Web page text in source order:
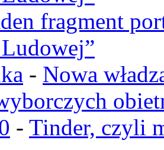
fragment
- Nowa
- Tinder, czyli